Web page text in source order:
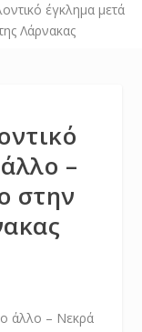
έγκλημα μετά
Λάρνακας
–
στην